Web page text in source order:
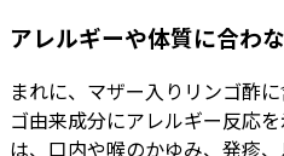
アレルギーや体質に合わ
まれに、マザー入りリンゴ酢
ゴ由来成分にアレルギー反応
は、口内や喉のかゆみ、発疹